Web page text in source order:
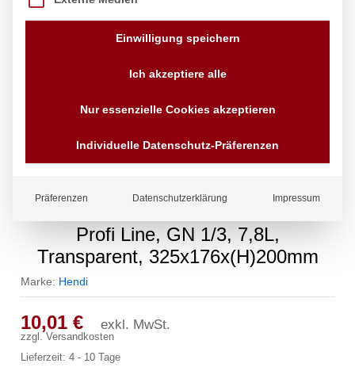
Profi Line, GN 1/3, 7,8L,
Transparent, 325x176x(H)200mm
Marke: Hendi
10,01€ exkl. MwSt.
zzgl.Versandkosten
Lieferzeit:4 - 10 Tage
Einwilligung speichern
Ich akzeptiere alle
Nur essenzielle Cookies akzeptieren
Individuelle Datenschutz-Präferenzen
Präferenzen Datenschutzerklärung Impressum